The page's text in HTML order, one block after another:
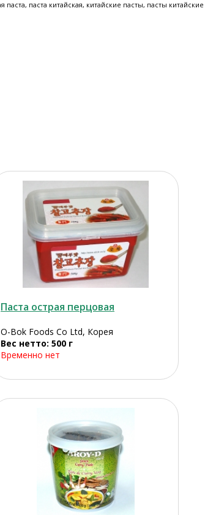
паста, паста китайская, китайские пасты, пасты китайские
Паста острая перцовая
O-Bok Foods Co Ltd, Корея
Вес нетто: 500 г
Временно нет